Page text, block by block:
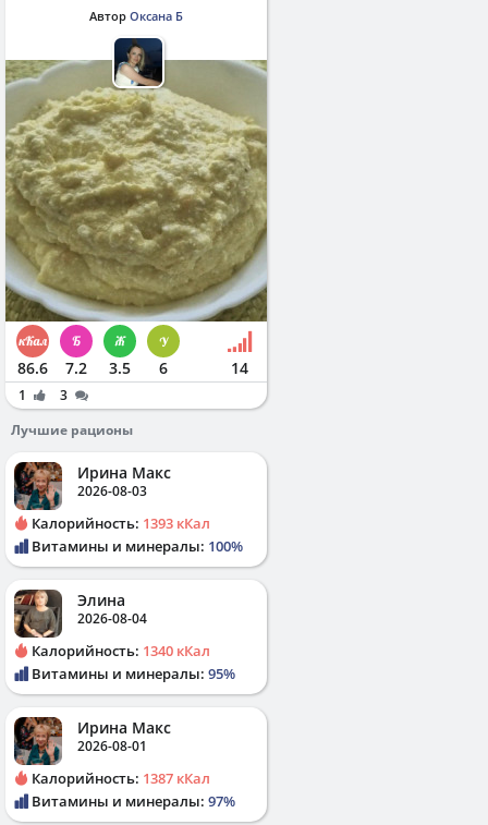
Автор Оксана Б
86.6 7.2 3.5 6 14
1
3
Лучшие рационы
Ирина Макс
2026-08-03
Калорийность: 1393 кКал
Витамины и минералы: 100%
Элина
2026-08-04
Калорийность: 1340 кКал
Витамины и минералы: 95%
Ирина Макс
2026-08-01
Калорийность: 1387 кКал
Витамины и минералы: 97%